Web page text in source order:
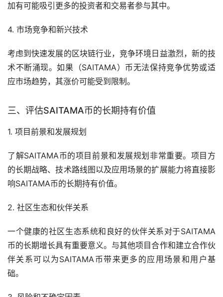
加有可能吸引更多的投资者和交易者参与其中。
4. 市场竞争和新兴技术
考虑到快速发展的区块链行业，竞争环境日益激烈，新的技
术不断涌现。如果（SAITAMA）币无法保持竞争优势或适
应市场趋势，其涨价可能受到限制。
三、评估SAITAMA币的长期持有价值
1. 项目前景和发展规划
了解SAITAMA币的项目前景和发展规划非常重要。项目方
的长期战略、技术路线图以及应用场景的扩展能力将直接影
响SAITAMA币的长期持有价值。
2. 社区生态和伙伴关系
一个健康的社区生态系统和良好的伙伴关系对于SAITAMA
币的长期增长具有重要意义。与其他项目合作和建立合作伙
伴关系可以为SAITAMA币带来更多的应用场景和用户基
础。